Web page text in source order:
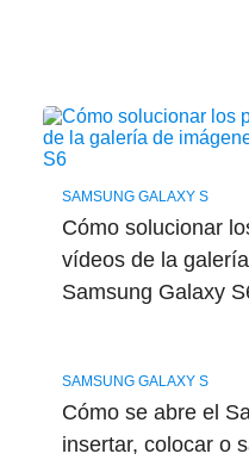
SAMSUNG GALAXY S
Cómo solucionar
vídeos de la
Samsung Galaxy
SAMSUNG GALAXY S
Cómo se abre el
insertar, colocar o